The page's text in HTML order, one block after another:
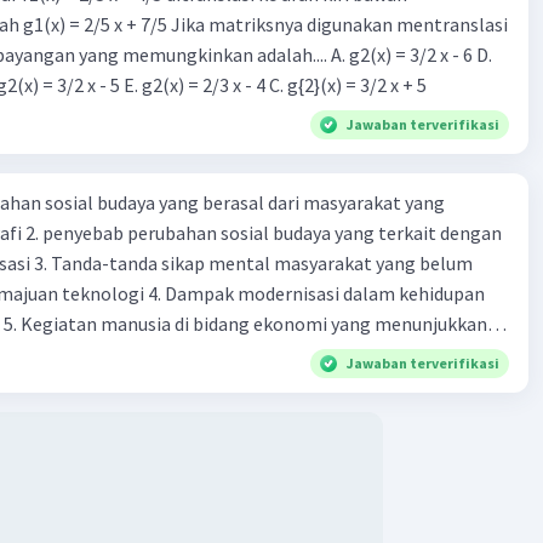
g1(x) = 2/5 x + 7/5 Jika matriksnya digunakan mentranslasi
yang memungkinkan adalah.... A. g2(x) = 3/2 x - 6 D.
g2(x) = 2/3 x - 5 B. g2(x) = 3/2 x - 5 E. g2(x) = 2/3 x - 4 C. g{2}(x) = 3/2 x + 5
Jawaban terverifikasi
sosial budaya yang berasal dari masyarakat yang
2. penyebab perubahan sosial budaya yang terkait dengan
3. Tanda-tanda sikap mental masyarakat yang belum
teknologi 4. Dampak modernisasi dalam kehidupan
Kegiatan manusia di bidang ekonomi yang menunjukkan
modernisasi 6. Contoh pengaruh modernisasi di bidang ilmu
pendidikan terhadap pola pikir masyarakat 7. Konsep
Jawaban terverifikasi